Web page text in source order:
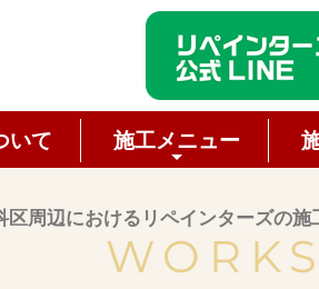
いて 施工メニュー
区周辺におけるリペインターズの施
WORKS